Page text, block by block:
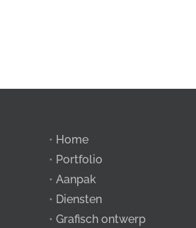
• Home
• Portfolio
• Aanpak
• Diensten
• Grafisch ontwerp